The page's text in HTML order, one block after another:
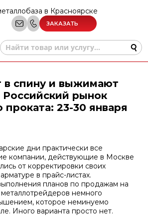
ЗАКАЗАТЬ
в спину и выжимают
Российский рынок
проката: 23-30 января
дни практически все
компании, действующие в Москве
от корректировки своих
в прайс-листах.
планов по продажам на
металлотрейдеров немного
которое неминуемо
Иного варианта просто нет.